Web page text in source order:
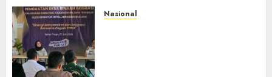
Nasional